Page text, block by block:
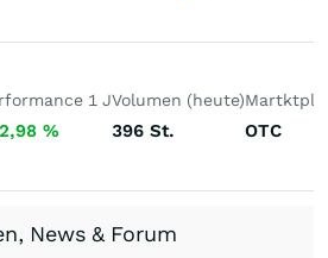
1 J
%
Volumen (heute)
396 St. OTC
News & Forum